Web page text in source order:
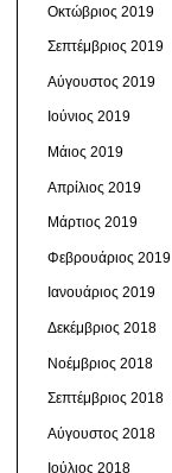
Οκτώβριος 2019
Σεπτέμβριος 2019
Αύγουστος 2019
Ιούνιος 2019
Μάιος 2019
Απρίλιος 2019
Μάρτιος 2019
Φεβρουάριος 2019
Ιανουάριος 2019
Δεκέμβριος 2018
Νοέμβριος 2018
Σεπτέμβριος 2018
Αύγουστος 2018
Ιούλιος 2018